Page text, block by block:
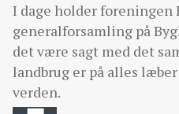
I dage holder
generalforsamling på
det være sagt med det
landbrug er på alles
verden.